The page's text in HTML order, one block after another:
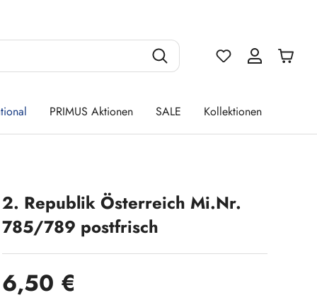
Du hast 0
PRIMUS Aktionen SALE Kollektionen
2. Republik Österreich Mi.Nr.
785/789 postfrisch
Regulärer Preis:
6,50 €